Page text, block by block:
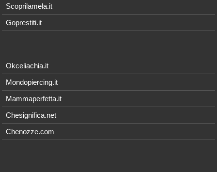
Scoprilamela.it
Goprestiti.it
Okceliachia.it
Mondopiercing.it
Mammaperfetta.it
Chesignifica.net
Chenozze.com